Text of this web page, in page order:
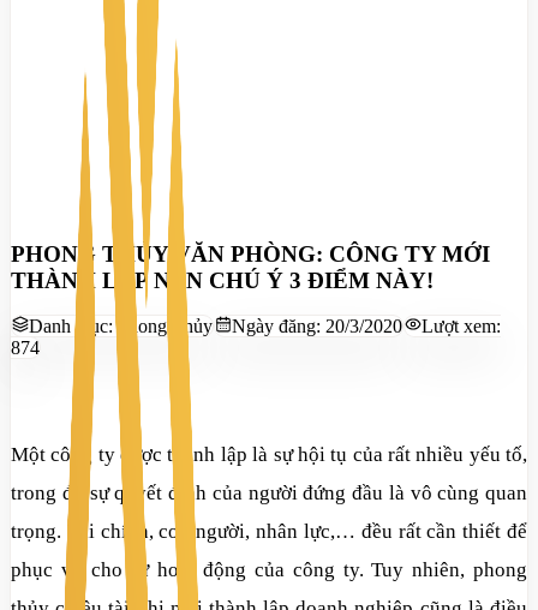
PHONG THỦY VĂN PHÒNG: CÔNG TY MỚI
THÀNH LẬP NÊN CHÚ Ý 3 ĐIỂM NÀY!
Danh mục: Phong Thủy Ngày đăng: 20/3/2020
Lượt xem:
874
Một công ty được thành lập là sự hội tụ của rất nhiều yếu tố,
trong đó sự quyết định của người đứng đầu là vô cùng quan
trọng. Tài chính, con người, nhân lực,… đều rất cần thiết để
phục vụ cho sự hoạt động của công ty. Tuy nhiên, phong